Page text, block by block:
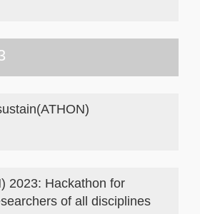
2023: Hackathon for
of all disciplines